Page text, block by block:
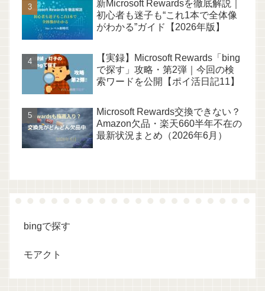
新Microsoft Rewardsを徹底解説｜
初心者も迷子も“これ1本で全体像
がわかる”ガイド【2026年版】
【実録】Microsoft Rewards「bing
で探す」攻略・第2弾｜今回の検
索ワードを公開【ポイ活日記11】
Microsoft Rewards交換できない？
Amazon欠品・楽天660半年不在の
最新状況まとめ（2026年6月）
bingで探す
モアクト